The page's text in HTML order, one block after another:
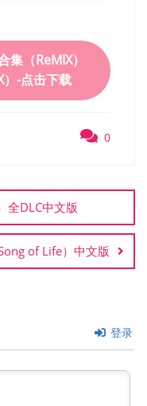
（ReMIX）
）-点击下载
0
全DLC中文版
of Life）中文版
登录